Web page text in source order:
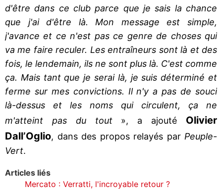
d'être dans ce club parce que je sais la chance
que j'ai d'être là. Mon message est simple,
j'avance et ce n'est pas ce genre de choses qui
va me faire reculer. Les entraîneurs sont là et des
fois, le lendemain, ils ne sont plus là. C'est comme
ça. Mais tant que je serai là, je suis déterminé et
ferme sur mes convictions. Il n'y a pas de souci
là-dessus et les noms qui circulent, ça ne
m'atteint pas du tout », a ajouté Olivier
Dall’Oglio, dans des propos relayés par Peuple-
Vert.
Articles liés
Mercato : Verratti, l'incroyable retour ?